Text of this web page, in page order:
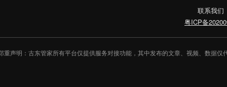
联系我们
粤ICP备
重声明：古东管家所有平台仅提供服务对接功能，其中发布的文章、视频、数据